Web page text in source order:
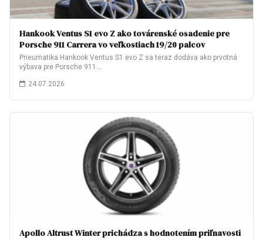
Hankook Ventus S1 evo Z ako továrenské osadenie pre
Porsche 911 Carrera vo veľkostiach 19/20 palcov
Pneumatika Hankook Ventus S1 evo Z sa teraz dodáva ako prvotná
výbava pre Porsche 911…
24.07.2026
Apollo Altrust Winter prichádza s hodnotením priľnavosti